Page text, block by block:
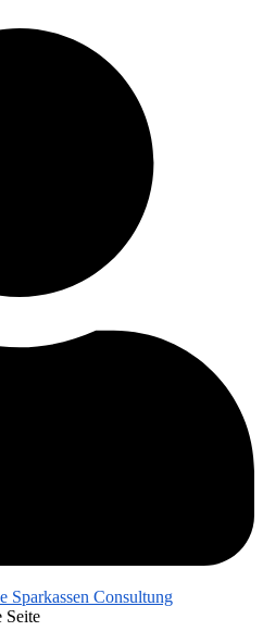
Seite